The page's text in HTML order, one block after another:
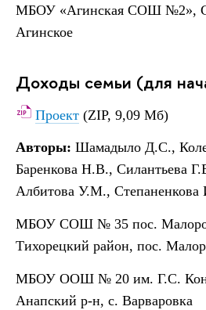
МБОУ «Агинская СОШ №2»,
Агинское
Доходы семьи (для
Проект (ZIP, 9,09 Мб)
Авторы: Шамадыло Д.С.,
Баренкова Н.В., Силантьева
Албитова У.М.,
МБОУ СОШ № 35 пос.
Тихорецкий район, пос.
МБОУ ООШ № 20 им. Г.С.
Анапский р-н, с. Варваровка